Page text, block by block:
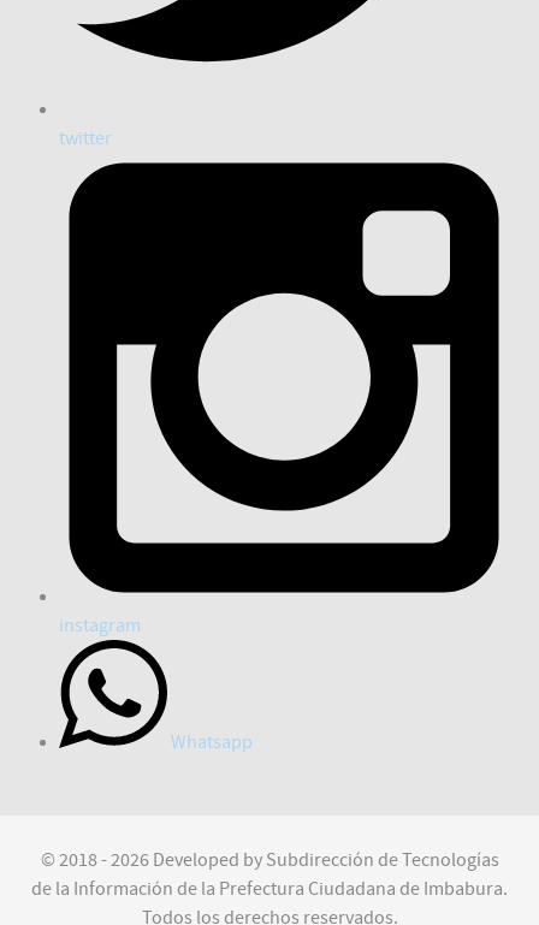
twitter
instagram
Whatsapp
© 2018 - 2026 Developed by Subdirección de Tecnologías
de la Información de la Prefectura Ciudadana de Imbabura.
Todos los derechos reservados.